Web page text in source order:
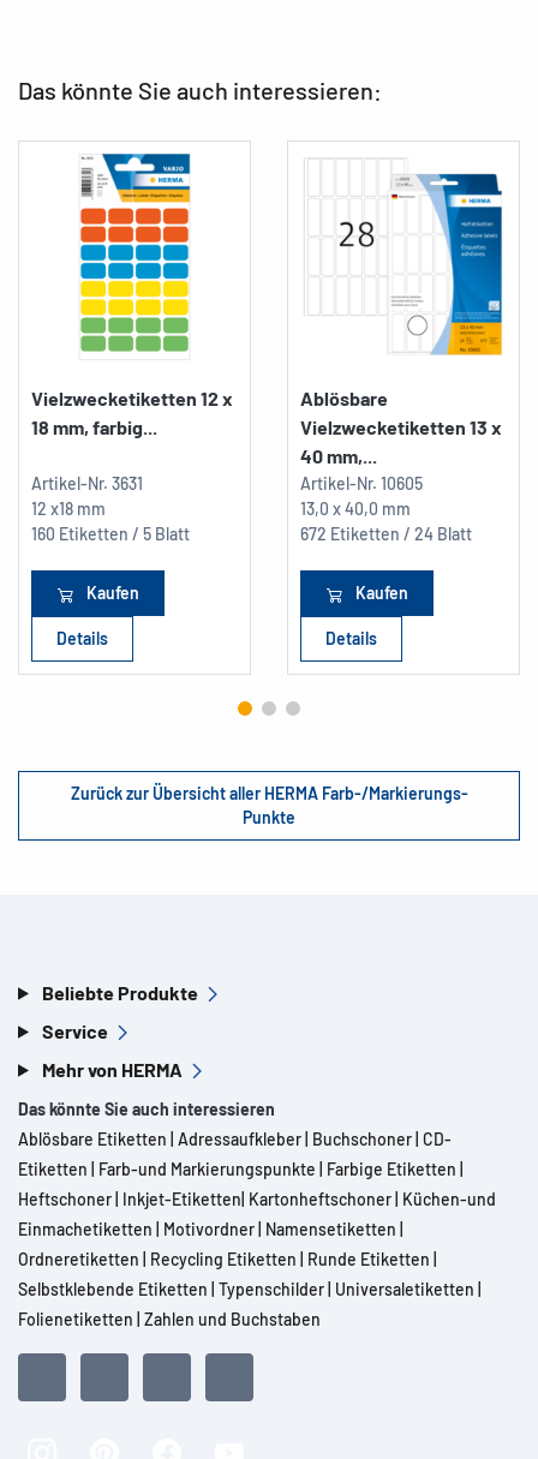
Das könnte Sie auch interessieren:
Vielzwecketiketten 12 x
18 mm, farbig...
Artikel-Nr. 3631
12 x18 mm
160 Etiketten / 5 Blatt
Kaufen
Details
Ablösbare
Vielzwecketiketten 13 x
40 mm,...
Artikel-Nr. 10605
13,0 x 40,0 mm
672 Etiketten / 24 Blatt
Kaufen
Details
Zurück zur Übersicht aller HERMA Farb-/Markierungs-
Punkte
Beliebte Produkte
Service
Mehr von HERMA
Das könnte Sie auch interessieren
Ablösbare Etiketten Adressaufkleber Buchschoner CD-
Etiketten
Farb-und Markierungspunkte Farbige Etiketten
Heftschoner Inkjet-Etiketten Kartonheftschoner Küchen-und
Einmachetiketten
Motivordner Namensetiketten
Ordneretiketten
Recycling Etiketten Runde Etiketten
Selbstklebende Etiketten Typenschilder Universaletiketten
Folienetiketten Zahlen und Buchstaben